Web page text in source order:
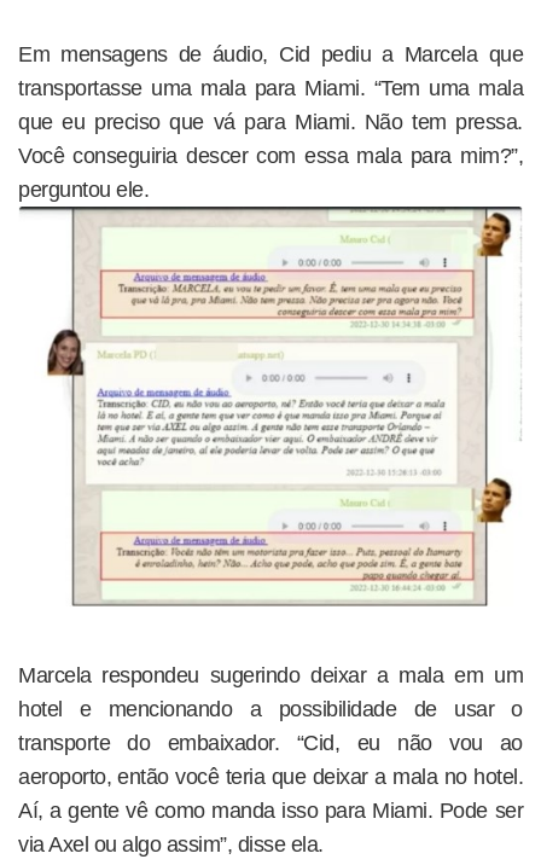
Em mensagens de áudio, Cid pediu a Marcela que
transportasse uma mala para Miami. “Tem uma mala
que eu preciso que vá para Miami. Não tem pressa.
Você conseguiria descer com essa mala para mim?”,
perguntou ele.
Marcela respondeu sugerindo deixar a mala em um
hotel e mencionando a possibilidade de usar o
transporte do embaixador. “Cid, eu não vou ao
aeroporto, então você teria que deixar a mala no hotel.
Aí, a gente vê como manda isso para Miami. Pode ser
via Axel ou algo assim”, disse ela.